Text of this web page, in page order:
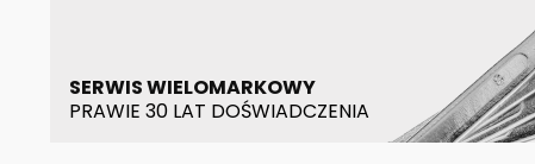
SERWIS WIELOMARKOWY
PRAWIE 30 LAT DOŚWIADCZENIA